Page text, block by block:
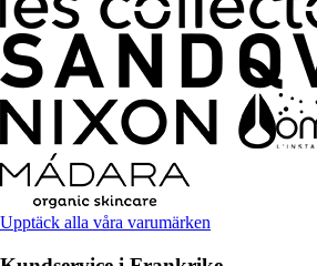
Upptäck alla våra varumärken